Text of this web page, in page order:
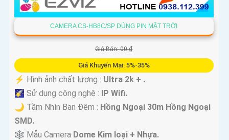
CAMERA CS-HB8C/SP DÙNG PIN MẶT TRỜI
Giá Bán: 00 ₫
Giá Khuyến Mại: 5%-35%
️⚡ Hình ảnh chất lượng : Ultra 2k + .
🌠 Sử dụng công nghệ : IP Wifi.
🌙 Tầm Nhìn Ban Đêm : Hồng Ngoại 30m Hồng Ngoại
SMD.
🕸️ Mẫu Camera Dome Kim loại + Nhựa.